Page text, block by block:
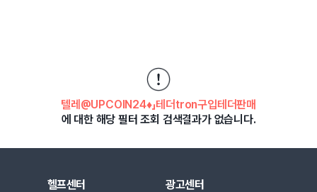
텔레@UPCOIN24♦」테더tron구입테더판매
에 대한 해당 필터 조회 검색결과가 없습니다.
헬프센터 광고센터